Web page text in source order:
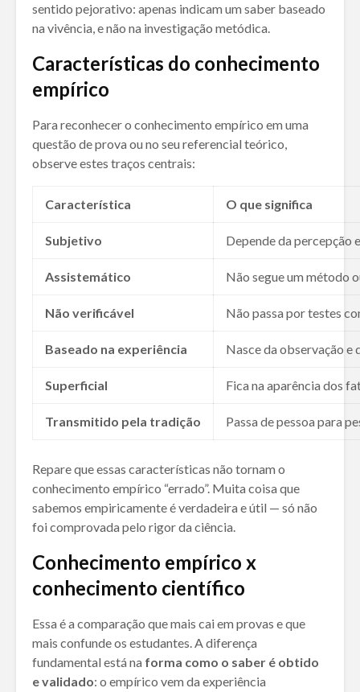
sentido pejorativo: apenas indicam um saber baseado
na vivência, e não na investigação metódica.
Características do conhecimento
empírico
Para reconhecer o conhecimento empírico em uma
questão de prova ou no seu referencial teórico,
observe estes traços centrais:
Característica O que significa
Subjetivo Depende da percepção
Assistemático Não segue um método
Não verificável Não passa por testes
Baseado na experiência Nasce da observação e
Superficial Fica na aparência dos
Transmitido pela tradição Passa de pessoa para
Repare que essas características não tornam o
conhecimento empírico “errado”. Muita coisa que
sabemos empiricamente é verdadeira e útil — só não
foi comprovada pelo rigor da ciência.
Conhecimento empírico x
conhecimento científico
Essa é a comparação que mais cai em provas e que
mais confunde os estudantes. A diferença
fundamental está na forma como o saber é obtido
e validado: o empírico vem da experiência